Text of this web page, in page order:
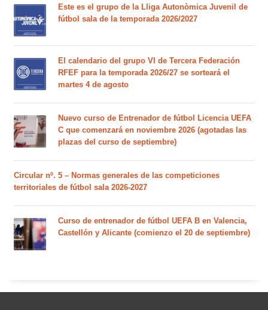
Este es el grupo de la Lliga Autonòmica Juvenil de
fútbol sala de la temporada 2026/2027
El calendario del grupo VI de Tercera Federación
RFEF para la temporada 2026/27 se sorteará el
martes 4 de agosto
Nuevo curso de Entrenador de fútbol Licencia UEFA
C que comenzará en noviembre 2026 (agotadas las
plazas del curso de septiembre)
Circular nº. 5 – Normas generales de las competiciones
territoriales de fútbol sala 2026-2027
Curso de entrenador de fútbol UEFA B en Valencia,
Castellón y Alicante (comienzo el 20 de septiembre)